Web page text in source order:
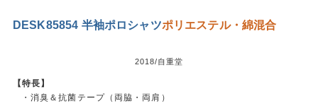
DESK85854 半袖ポロシャツポリエステル・綿混合
2018/自重堂
【特長】
・消臭＆抗菌テープ（両脇・両肩）